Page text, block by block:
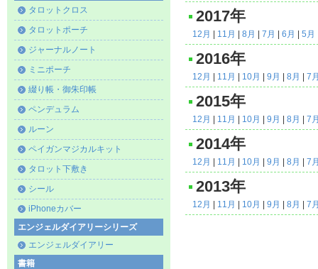
タロットクロス
タロットポーチ
ジャーナルノート
ミニポーチ
綴り帳・御朱印帳
ペンデュラム
ルーン
ペイガンマジカルキット
タロット下敷き
シール
iPhoneカバー
エンジェルダイアリーシリーズ
エンジェルダイアリー
書籍
2017年
12月 11月 8月 7月 6月 5月
2016年
12月 11月 10月 9月 8月 7
2015年
12月 11月 10月 9月 8月 7
2014年
12月 11月 10月 9月 8月 7
2013年
12月 11月 10月 9月 8月 7